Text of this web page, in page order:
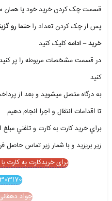
قسمت چک کردن خريد خود يا همان
پس از چک کردن تعداد راحتما رو گزينه ۱ قرار
خريد – ادامهکليک کنيد
در قسمت مشخصات مربوطه را پر
کنيد
به درگاه متصل ميشويد و بعد از
تا اقدامات انتقال و اجرا انجام دهيم
زير بريزيد و با شمار زير تماس حاصل
برای خریدکارت به کارت
جواد